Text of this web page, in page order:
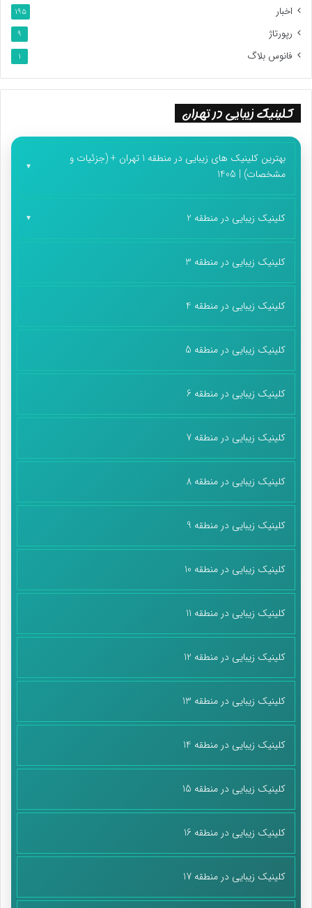
اخبار 195
رپورتاژ 9
فانوس بلاگ 1
کلینیک زیبایی در تهران
بهترین کلینیک های زیبایی در منطقه 1 تهران + (جزئیات و
مشخصات) | 1405
کلینیک زیبایی در منطقه 2
کلینیک زیبایی در منطقه 3
کلینیک زیبایی در منطقه 4
کلینیک زیبایی در منطقه 5
کلینیک زیبایی در منطقه 6
کلینیک زیبایی در منطقه 7
کلینیک زیبایی در منطقه 8
کلینیک زیبایی در منطقه 9
کلینیک زیبایی در منطقه 10
کلینیک زیبایی در منطقه 11
کلینیک زیبایی در منطقه 12
کلینیک زیبایی در منطقه 13
کلینیک زیبایی در منطقه 14
کلینیک زیبایی در منطقه 15
کلینیک زیبایی در منطقه 16
کلینیک زیبایی در منطقه 17